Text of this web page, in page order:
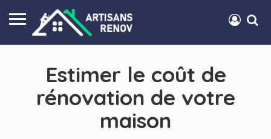
Estimer le coût de
rénovation de votre
maison